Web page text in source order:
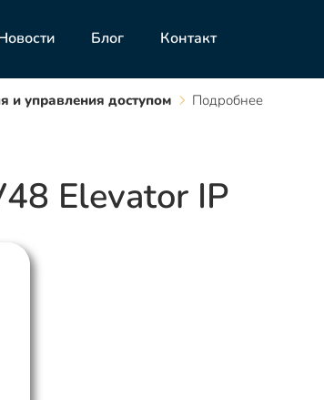
Блог Контакт
и управления доступом Подробнее
Elevator IP